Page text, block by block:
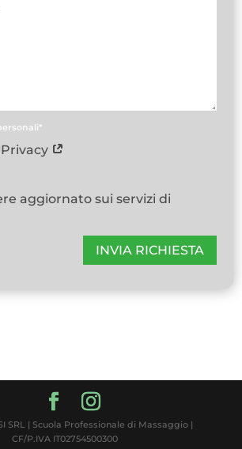
aggiornato sui servizi di
INVIA RICHIESTA
SRL | Scuola Professionale di Massaggio |
CF/P.IVA IT02754500300